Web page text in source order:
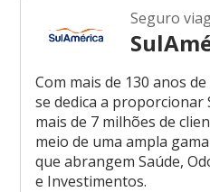
Seguro
Com mais de 130 anos
se dedica a proporcionar
mais de 7 milhões de
meio de uma ampla
que abrangem Saúde,
e Investimentos.